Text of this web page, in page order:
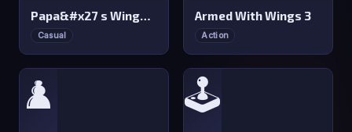
Papa&#x27 s Wingeria
Casual
Armed With Wings 3
Action
♟️ 🕹️